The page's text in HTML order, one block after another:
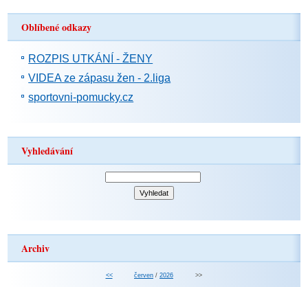
Oblíbené odkazy
ROZPIS UTKÁNÍ - ŽENY
VIDEA ze zápasu žen - 2.liga
sportovni-pomucky.cz
Vyhledávání
Archiv
<< červen / 2026 >>